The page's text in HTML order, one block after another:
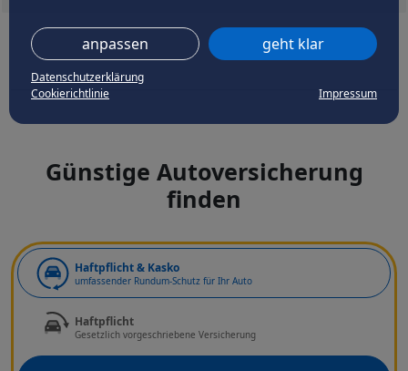
anpassen geht klar
Datenschutzerklärung
Cookierichtlinie
Impressum
Günstige Autoversicherung
finden
Haftpflicht & Kasko
umfassender Rundum-Schutz für Ihr Auto
Haftpflicht
Gesetzlich vorgeschriebene Versicherung